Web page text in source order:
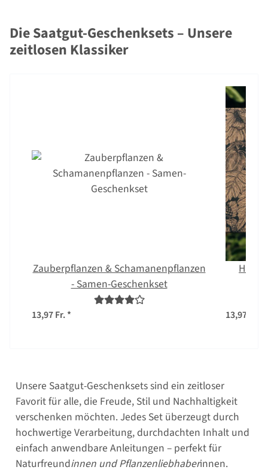
Die Saatgut-Geschenksets – Unsere
zeitlosen Klassiker
Zauberpflanzen & Schamanenpflanzen
- Samen-Geschenkset
13,97 Fr.* 13,97 Fr.
Unsere Saatgut-Geschenksets sind ein zeitloser
Favorit für alle, die Freude, Stil und Nachhaltigkeit
verschenken möchten. Jedes Set überzeugt durch
hochwertige Verarbeitung, durchdachten Inhalt und
einfach anwendbare Anleitungen – perfekt für
Naturfreundinnen und Pflanzenliebhaberinnen.